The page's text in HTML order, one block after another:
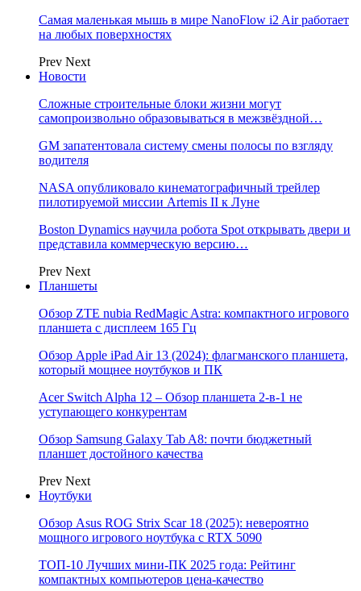
Самая маленькая мышь в мире NanoFlow i2 Air работает
на любых поверхностях
Prev Next
Новости
Сложные строительные блоки жизни могут
самопроизвольно образовываться в межзвёздной…
GM запатентовала систему смены полосы по взгляду
водителя
NASA опубликовало кинематографичный трейлер
пилотируемой миссии Artemis II к Луне
Boston Dynamics научила робота Spot открывать двери и
представила коммерческую версию…
Prev Next
Планшеты
Обзор ZTE nubia RedMagic Astra: компактного игрового
планшета с дисплеем 165 Гц
Обзор Apple iPad Air 13 (2024): флагманского планшета,
который мощнее ноутбуков и ПК
Acer Switch Alpha 12 – Обзор планшета 2-в-1 не
уступающего конкурентам
Обзор Samsung Galaxy Tab A8: почти бюджетный
планшет достойного качества
Prev Next
Ноутбуки
Обзор Asus ROG Strix Scar 18 (2025): невероятно
мощного игрового ноутбука с RTX 5090
ТОП-10 Лучших мини-ПК 2025 года: Рейтинг
компактных компьютеров цена-качество